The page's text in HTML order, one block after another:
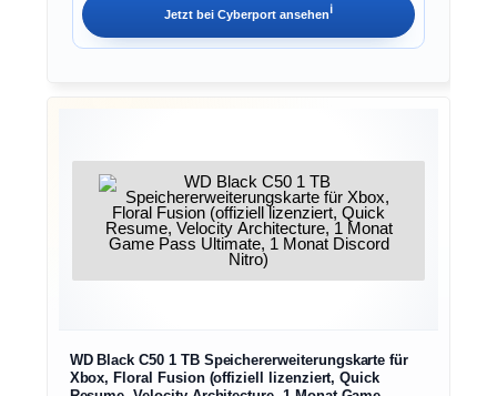
Jetzt bei Cyberport ansehenℹ︎
WD Black C50 1 TB Speichererweiterungskarte für
Xbox, Floral Fusion (offiziell lizenziert, Quick